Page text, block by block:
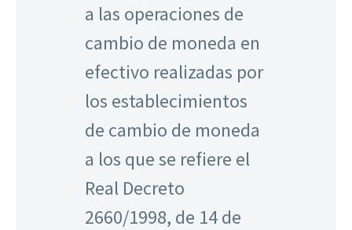
a las operaciones de
cambio de moneda en
efectivo realizadas por
los establecimientos
de cambio de moneda
a los que se refiere el
Real Decreto
2660/1998, de 14 de